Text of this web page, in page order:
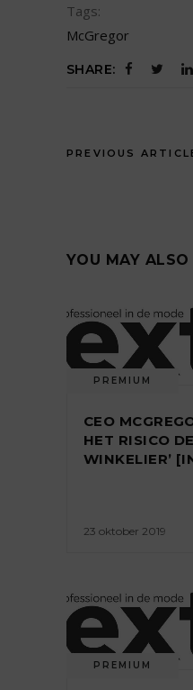
Tags:
McGregor
SHARE:
PREVIOUS
YOU MAY ALSO
PREMIUM
CEO
HET RISICO
WINKELIER’
23 oktober 2019
PREMIUM